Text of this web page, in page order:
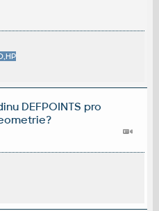
DEFPOINTS pro